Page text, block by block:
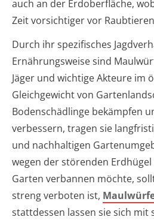
auch an der Erdoberfläche,
Zeit vorsichtiger vor
Durch ihr spezifisches
Ernährungsweise sind
Jäger und wichtige Akteure im
Gleichgewicht von
Bodenschädlinge bekämpfen
verbessern, tragen sie
und nachhaltigen
wegen der störenden
Garten verbannen möchte,
streng verboten ist,
stattdessen lassen sie sich mit